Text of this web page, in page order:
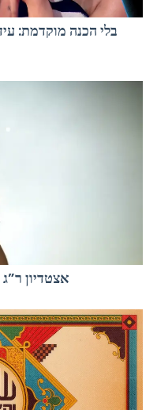
בלי הכנה מוקדמת:
אודיה – עשר רמות מעליו – Live אצטדיון ר”ג